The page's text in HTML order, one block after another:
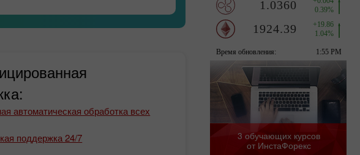
автоматическая обработка всех
поддержка 24/7
3 обучающих курсов
от ИнстаФорекс